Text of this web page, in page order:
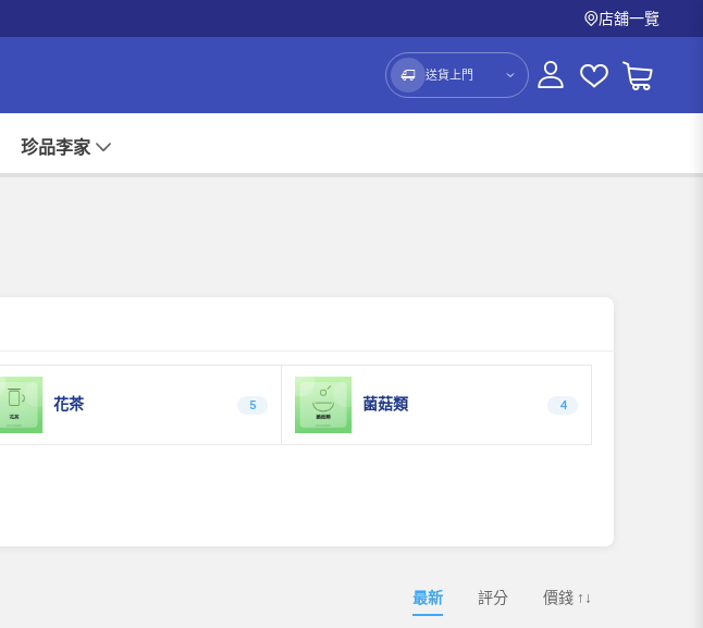
店舖一覽
送貨上門
珍品李家
花茶 5 菌菇類 4
最新 評分 價錢 ↑↓